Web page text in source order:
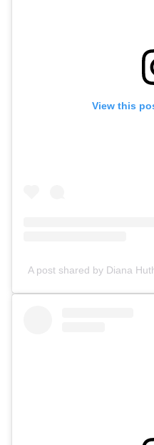
View this
A post shared by Diana